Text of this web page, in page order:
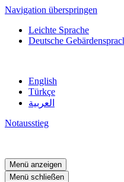
Navigation überspringen
Leichte Sprache
Deutsche
English
Türkçe
العربية
Notausstieg
Menü anzeigen
Menü schließen